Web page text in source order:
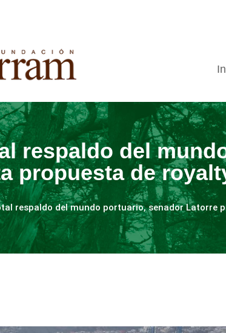
respaldo del
propuesta de
respaldo del mundo portuario, senador Latorre